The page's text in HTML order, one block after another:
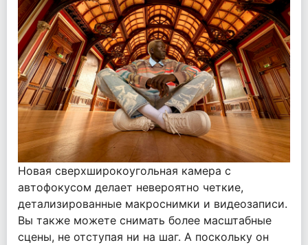
Новая сверхширокоугольная камера с
автофокусом делает невероятно четкие,
детализированные макроснимки и видеозаписи.
Вы также можете снимать более масштабные
сцены, не отступая ни на шаг. А поскольку он